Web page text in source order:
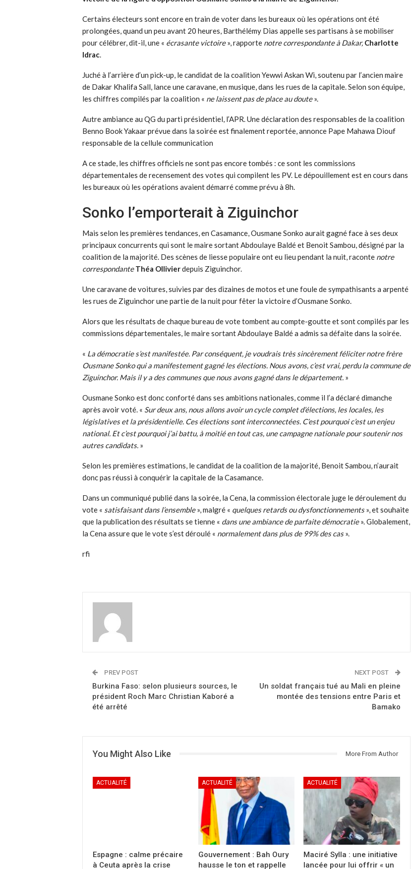
Certains électeurs sont encore en train de voter dans les bureaux où les opérations ont été
prolongées, quand un peu avant 20 heures, Barthélémy Dias appelle ses partisans à se mobiliser
pour célébrer, dit-il, une « écrasante victoire», rapporte notre correspondante à Dakar, Charlotte
Idrac.
Juché à l’arrière d’un pick-up, le candidat de la coalition Yewwi Askan Wi, soutenu par l’ancien maire
de Dakar Khalifa Sall, lance une caravane, en musique, dans les rues de la capitale. Selon son équipe,
les chiffres compilés par la coalition « ne laissent pas de place au doute».
Autre ambiance au QG du parti présidentiel, l’APR. Une déclaration des responsables de la coalition
Benno Book Yakaar prévue dans la soirée est finalement reportée, annonce Pape Mahawa Diouf
responsable de la cellule communication
A ce stade, les chiffres officiels ne sont pas encore tombés : ce sont les commissions
départementales de recensement des votes qui compilent les PV. Le dépouillement est en cours dans
les bureaux où les opérations avaient démarré comme prévu à 8h.
Sonko l’emporterait à Ziguinchor
Mais selon les premières tendances, en Casamance, Ousmane Sonko aurait gagné face à ses deux
principaux concurrents qui sont le maire sortant Abdoulaye Baldé et Benoit Sambou, désigné par la
coalition de la majorité. Des scènes de liesse populaire ont eu lieu pendant la nuit, raconte notre
correspondante Théa Ollivierdepuis Ziguinchor.
Une caravane de voitures, suivies par des dizaines de motos et une foule de sympathisants a arpenté
les rues de Ziguinchor une partie de la nuit pour fêter la victoire d’Ousmane Sonko.
Alors que les résultats de chaque bureau de vote tombent au compte-goutte et sont compilés par les
commissions départementales, le maire sortant Abdoulaye Baldé a admis sa défaite dans la soirée.
« La démocratie s’est manifestée. Par conséquent, je voudrais très sincèrement féliciter notre frère
Ousmane Sonko qui a manifestement gagné les élections. Nous avons, c’est vrai, perdu la commune de
Ziguinchor. Mais il y a des communes que nous avons gagné dans le département. »
Ousmane Sonko est donc conforté dans ses ambitions nationales, comme il l’a déclaré dimanche
après avoir voté. « Sur deux ans, nous allons avoir un cycle complet d’élections, les locales, les
législatives et la présidentielle. Ces élections sont interconnectées. C’est pourquoi c’est un enjeu
national. Et c’est pourquoi j’ai battu, à moitié en tout cas, une campagne nationale pour soutenir nos
autres candidats. »
Selon les premières estimations, le candidat de la coalition de la majorité, Benoit Sambou, n’aurait
donc pas réussi à conquérir la capitale de la Casamance.
Dans un communiqué publié dans la soirée, la Cena, la commission électorale juge le déroulement du
vote « satisfaisant dans l’ensemble», malgré « quelques retards ou dysfonctionnements», et souhaite
que la publication des résultats se tienne « dans une ambiance de parfaite démocratie». Globalement,
la Cena assure que le vote s’est déroulé « normalement dans plus de 99% des cas».
rfi
PREV POST
Burkina Faso: selon plusieurs sources, le
président Roch Marc Christian Kaboré a
été arrêté
NEXT POST
Un soldat français tué au Mali en pleine
montée des tensions entre Paris et
Bamako
You Might Also Like More From Author
ACTUALITÉ
Espagne : calme précaire
à Ceuta après la crise
ACTUALITÉ
Gouvernement : Bah Oury
hausse le ton et rappelle
ACTUALITÉ
Maciré Sylla : une initiative
lancée pour lui offrir « un